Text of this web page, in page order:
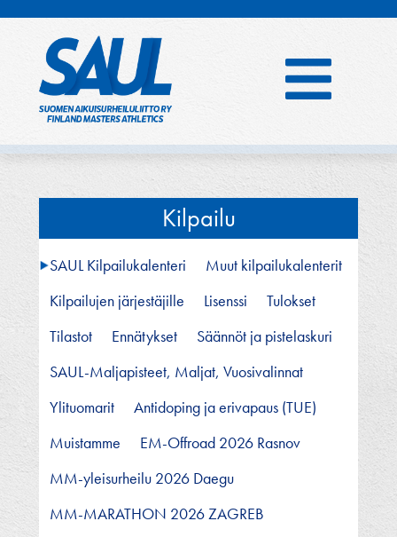
Kilpailu
SAUL Kilpailukalenteri
Muut kilpailukalenterit
Kilpailujen järjestäjille
Lisenssi
Tulokset
Tilastot
Ennätykset
Säännöt ja pistelaskuri
SAUL-Maljapisteet, Maljat, Vuosivalinnat
Ylituomarit
Antidoping ja erivapaus (TUE)
Muistamme
EM-Offroad 2026 Rasnov
MM-yleisurheilu 2026 Daegu
MM-MARATHON 2026 ZAGREB